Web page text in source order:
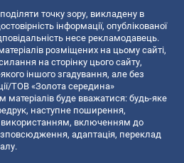
точку зору, викладену в
інформації, опублікованої
несе рекламодавець.
розміщених на цьому сайті,
на сторінку цього сайту,
іншого згадування, але без
ТОВ «Золота середина»
буде вважатися: будь-яке
наступне поширення,
використанням, включенням до
адаптація, переклад